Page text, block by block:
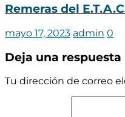
Remeras del
mayo 17, 2023 admin 0
Deja una respuesta
Tu dirección de correo